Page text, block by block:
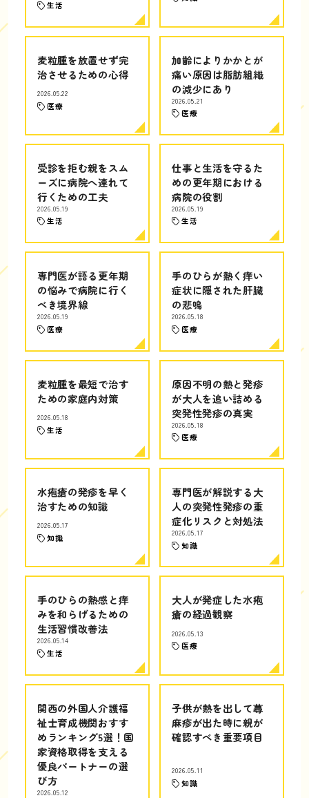
生活
麦粒腫を放置せず完
治させるための心得
2026.05.22
医療
加齢によりかかとが
痛い原因は脂肪組織
の減少にあり
2026.05.21
医療
受診を拒む親をスム
ーズに病院へ連れて
行くための工夫
2026.05.19
生活
仕事と生活を守るた
めの更年期における
病院の役割
2026.05.19
生活
専門医が語る更年期
の悩みで病院に行く
べき境界線
2026.05.19
医療
手のひらが熱く痒い
症状に隠された肝臓
の悲鳴
2026.05.18
医療
麦粒腫を最短で治す
ための家庭内対策
2026.05.18
生活
原因不明の熱と発疹
が大人を追い詰める
突発性発疹の真実
2026.05.18
医療
水疱瘡の発疹を早く
治すための知識
2026.05.17
知識
専門医が解説する大
人の突発性発疹の重
症化リスクと対処法
2026.05.17
知識
手のひらの熱感と痒
みを和らげるための
生活習慣改善法
2026.05.14
生活
大人が発症した水疱
瘡の経過観察
2026.05.13
医療
関西の外国人介護福
祉士育成機関おすす
めランキング5選！国
家資格取得を支える
優良パートナーの選
び方
2026.05.12
子供が熱を出して蕁
麻疹が出た時に親が
確認すべき重要項目
2026.05.11
知識